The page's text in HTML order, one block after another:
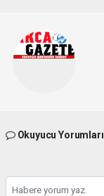
Okuyucu Yorumları